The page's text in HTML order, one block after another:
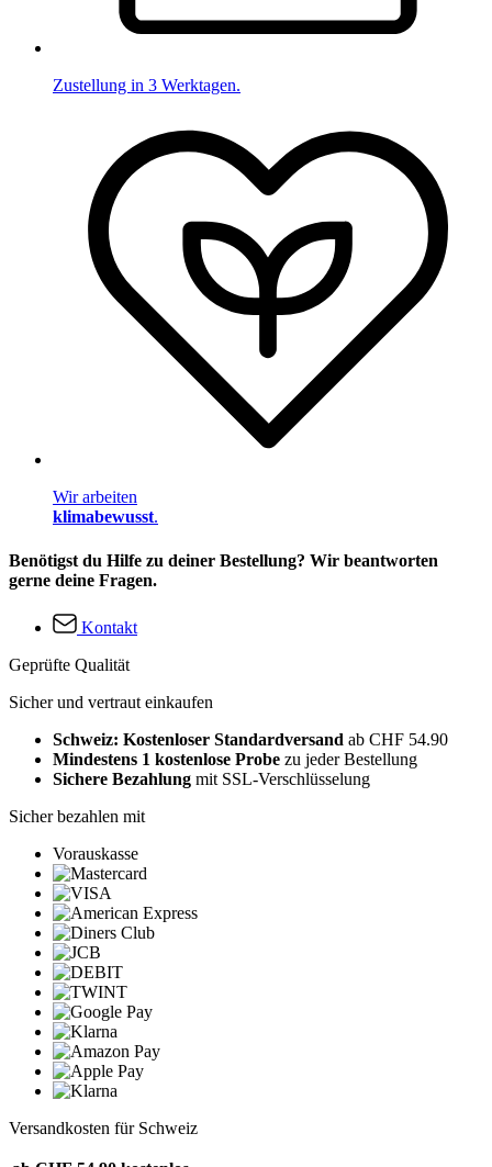
Zustellung in 3 Werktagen.
Wir arbeiten
klimabewusst.
Benötigst du Hilfe zu deiner Bestellung? Wir beantworten
gerne deine Fragen.
Kontakt
Geprüfte Qualität
Sicher und vertraut einkaufen
Schweiz: Kostenloser Standardversand ab CHF 54.90
Mindestens 1 kostenlose Probe zu jeder Bestellung
Sichere Bezahlung mit SSL-Verschlüsselung
Sicher bezahlen mit
Vorauskasse
Versandkosten für Schweiz